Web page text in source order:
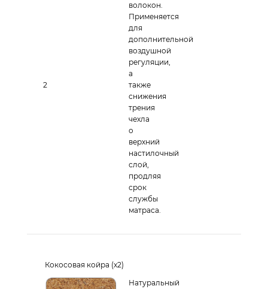
2
волокон.
Применяется
для
дополнительной
воздушной
регуляции,
а
также
снижения
трения
чехла
о
верхний
настилочный
слой,
продляя
срок
службы
матраса.
Кокосовая койра (x2)
Натуральный